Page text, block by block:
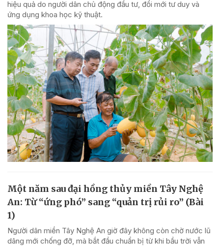
hiệu quả do người dân chủ động đầu tư, đổi mới tư duy và
ứng dụng khoa học kỹ thuật.
Một năm sau đại hồng thủy miền Tây Nghệ
An: Từ “ứng phó” sang “quản trị rủi ro” (Bài
1)
Người dân miền Tây Nghệ An giờ đây không còn chờ nước lũ
dâng mới chống đỡ, mà bắt đầu chuẩn bị từ khi bầu trời vẫn